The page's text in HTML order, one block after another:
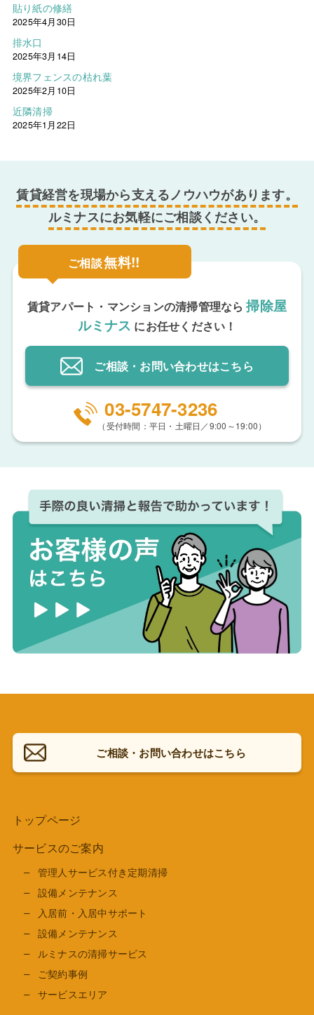
貼り紙の修繕
2025年4月30日
排水口
2025年3月14日
境界フェンスの枯れ葉
2025年2月10日
近隣清掃
2025年1月22日
賃貸経営を現場から支えるノウハウがあります。
ルミナスにお気軽にご相談ください。
ご相談無料!!
賃貸アパート・マンションの清掃管理なら 掃除屋
ルミナス にお任せください！
ご相談・お問い合わせはこちら
03-5747-3236
（受付時間：平日・土曜日／9:00～19:00）
トップページ
サービスのご案内
管理人サービス付き定期清掃
設備メンテナンス
入居前・入居中サポート
設備メンテナンス
ルミナスの清掃サービス
ご契約事例
サービスエリア
ご相談・お問い合わせはこちら